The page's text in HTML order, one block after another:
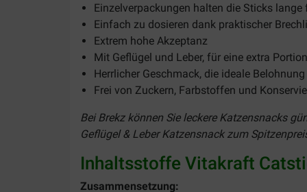
Einzelverpackungen halten die Sticks lange
Einfach zu dosieren dank praktischer
Extrem hohe Akzeptanz
Mit Geflügel und Leber, für eine extra
Herrlicher Geschmack, die ideale
Frei von Zuckern, Farbstoffen und
Bei Brekz können Sie leckere Katzensnacks
Geflügel & Leber Katzensnack zum
Inhaltsstoffe Vitakraft
Zusammensetzung: